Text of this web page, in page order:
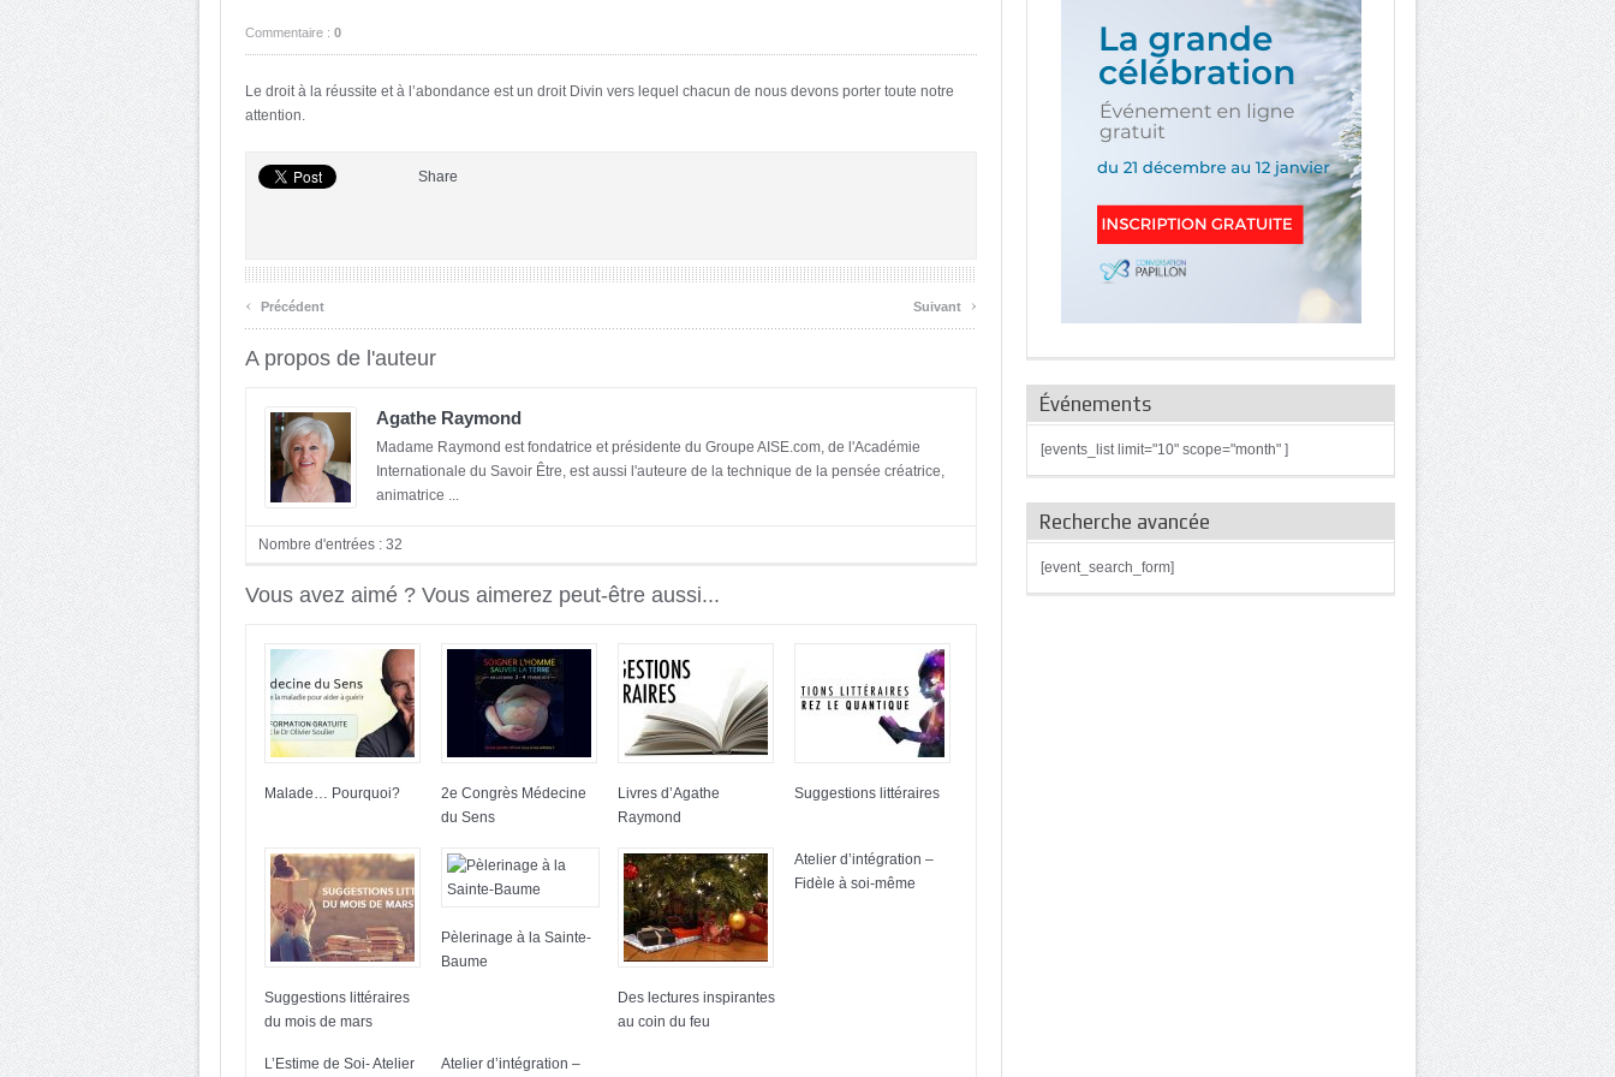
Commentaire : 0
Le droit à la réussite et à l’abondance est un droit Divin vers lequel chacun de nous devons porter toute notre
attention.
Share
‹ Précédent Suivant ›
A propos de l'auteur
Agathe Raymond
Madame Raymond est fondatrice et présidente du Groupe AISE.com, de l'Académie
Internationale du Savoir Être, est aussi l'auteure de la technique de la pensée créatrice,
animatrice ...
Nombre d'entrées : 32
Vous avez aimé ? Vous aimerez peut-être aussi...
Malade… Pourquoi?
2e Congrès Médecine
du Sens
Livres d’Agathe
Raymond
Suggestions littéraires
Suggestions littéraires
du mois de mars
Pèlerinage à la Sainte-
Baume
Des lectures inspirantes
au coin du feu
Atelier d’intégration –
Fidèle à soi-même
L’Estime de Soi- Atelier
Atelier d’intégration –
Événements
[events_list limit="10" scope="month" ]
Recherche avancée
[event_search_form]